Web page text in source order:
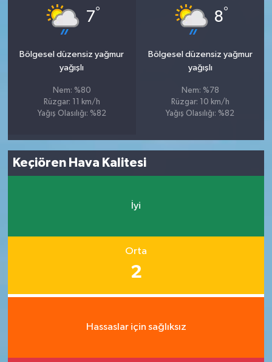
7°
Bölgesel düzensiz yağmur
yağışlı
Nem: %80
Rüzgar: 11 km/h
Yağış Olasılığı: %82
8°
Bölgesel düzensiz yağmur
yağışlı
Nem: %78
Rüzgar: 10 km/h
Yağış Olasılığı: %82
Keçiören Hava Kalitesi
İyi
Orta
2
Hassaslar için sağlıksız